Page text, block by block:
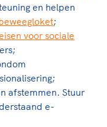
en helpen
;
voor sociale
afstemmen. Stuur
e-